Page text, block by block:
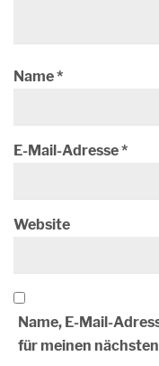
Name*
E-Mail-Adresse*
Website
Name, E-Mail-
für meinen